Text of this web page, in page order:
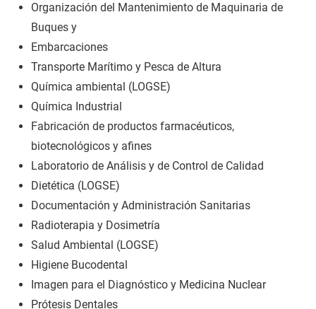
Organización del Mantenimiento de Maquinaria de
Buques y
Embarcaciones
Transporte Marítimo y Pesca de Altura
Química ambiental (LOGSE)
Química Industrial
Fabricación de productos farmacéuticos,
biotecnológicos y afines
Laboratorio de Análisis y de Control de Calidad
Dietética (LOGSE)
Documentación y Administración Sanitarias
Radioterapia y Dosimetría
Salud Ambiental (LOGSE)
Higiene Bucodental
Imagen para el Diagnóstico y Medicina Nuclear
Prótesis Dentales